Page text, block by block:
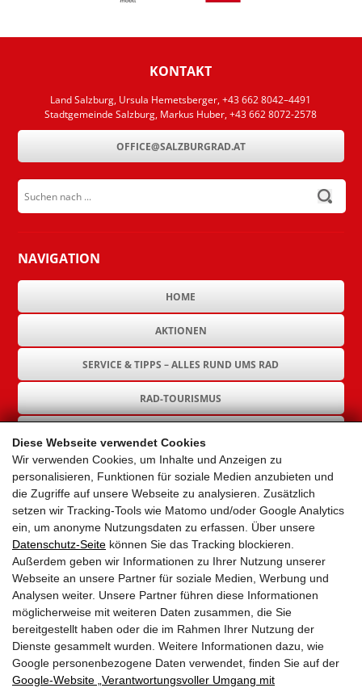
Diese Webseite verwendet Cookies
Wir verwenden Cookies, um Inhalte und Anzeigen zu
personalisieren, Funktionen für soziale Medien anzubieten und
die Zugriffe auf unsere Webseite zu analysieren. Zusätzlich
setzen wir Tracking-Tools wie Matomo und/oder Google Analytics
ein, um anonyme Nutzungsdaten zu erfassen. Über unsere
Datenschutz-Seite können Sie das Tracking blockieren.
Außerdem geben wir Informationen zu Ihrer Nutzung unserer
Webseite an unsere Partner für soziale Medien, Werbung und
Analysen weiter. Unsere Partner führen diese Informationen
möglicherweise mit weiteren Daten zusammen, die Sie
bereitgestellt haben oder die im Rahmen Ihrer Nutzung der
Dienste gesammelt wurden. Weitere Informationen dazu, wie
Google personenbezogene Daten verwendet, finden Sie auf der
Google‑Website „Verantwortungsvoller Umgang mit
KONTAKT
Land Salzburg, Ursula Hemetsberger, +43 662 8042–4491
Stadtgemeinde Salzburg, Markus Huber, +43 662 8072-2578
OFFICE@SALZBURGRAD.AT
Suchen nach ...
submit
NAVIGATION
HOME
AKTIONEN
SERVICE & TIPPS – ALLES RUND UMS RAD
RAD-TOURISMUS
GEMEINDEN
AKTUELLES
PARTNER
LINKS
SITEMAP
IMPRESSUM & DATENSCHUTZ